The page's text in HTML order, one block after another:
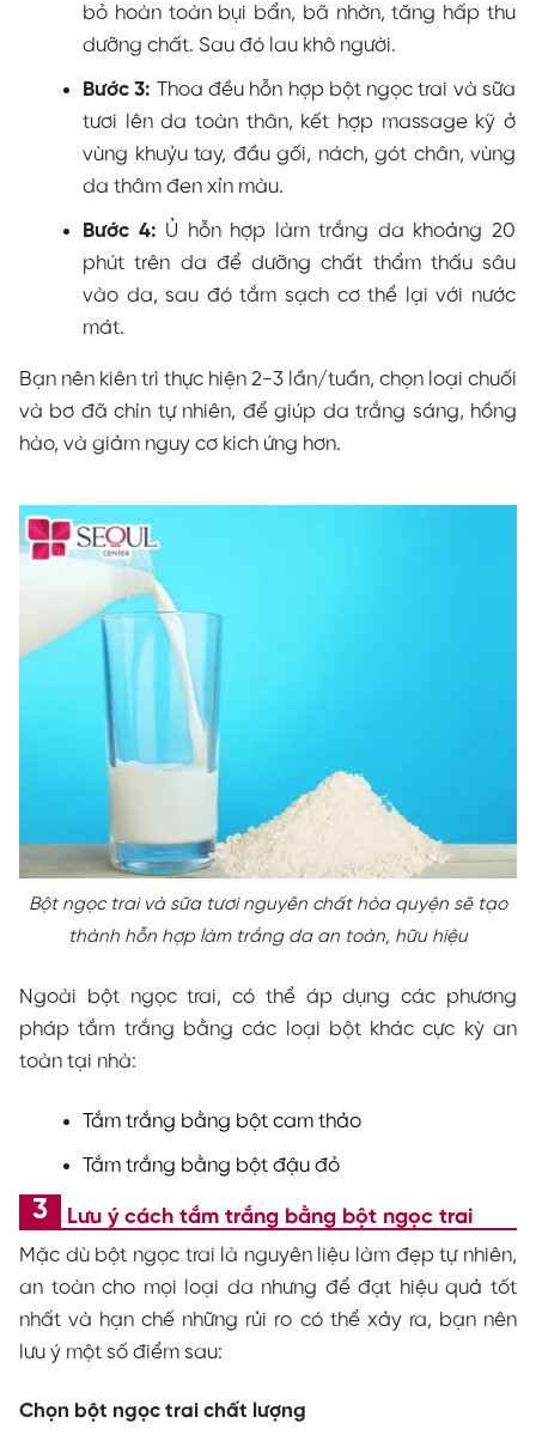
bỏ hoàn toàn bụi bẩn, bã nhờn, tăng hấp thu
dưỡng chất. Sau đó lau khô người.
Bước 3: Thoa đều hỗn hợp bột ngọc trai và sữa
tươi lên da toàn thân, kết hợp massage kỹ ở
vùng khuỷu tay, đầu gối, nách, gót chân, vùng
da thâm đen xỉn màu.
Bước 4: Ủ hỗn hợp làm trắng da khoảng 20
phút trên da để dưỡng chất thẩm thấu sâu
vào da, sau đó tắm sạch cơ thể lại với nước
mát.
Bạn nên kiên trì thực hiện 2-3 lần/tuần, chọn loại chuối
và bơ đã chín tự nhiên, để giúp da trắng sáng, hồng
hào, và giảm nguy cơ kích ứng hơn.
Bột ngọc trai và sữa tươi nguyên chất hòa quyện sẽ tạo
thành hỗn hợp làm trắng da an toàn, hữu hiệu
Ngoài bột ngọc trai, có thể áp dụng các phương
pháp tắm trắng bằng các loại bột khác cực kỳ an
toàn tại nhà:
Tắm trắng bằng bột cam thảo
Tắm trắng bằng bột đậu đỏ
Lưu ý cách tắm trắng bằng bột ngọc trai
Mặc dù bột ngọc trai là nguyên liệu làm đẹp tự nhiên,
an toàn cho mọi loại da nhưng để đạt hiệu quả tốt
nhất và hạn chế những rủi ro có thể xảy ra, bạn nên
lưu ý một số điểm sau:
Chọn bột ngọc trai chất lượng